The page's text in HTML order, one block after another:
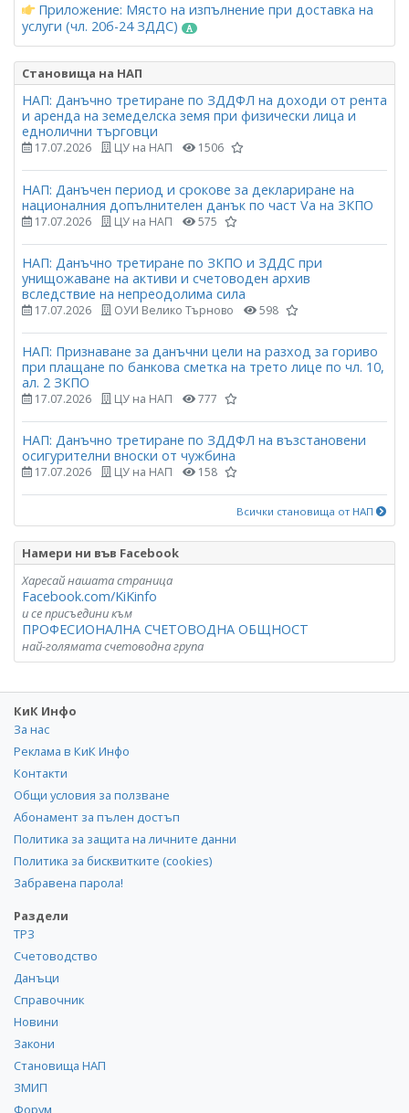
Приложение: Място на изпълнение при доставка на
услуги (чл. 20б-24 ЗДДС)
Становища на НАП
НАП: Данъчно третиране по ЗДДФЛ на доходи от рента
и аренда на земеделска земя при физически лица и
еднолични търговци
17.07.2026 ЦУ на НАП 1506
НАП: Данъчен период и срокове за деклариране на
националния допълнителен данък по част Vа на ЗКПО
17.07.2026 ЦУ на НАП 575
НАП: Данъчно третиране по ЗКПО и ЗДДС при
унищожаване на активи и счетоводен архив
вследствие на непреодолима сила
17.07.2026 ОУИ Велико Търново 598
НАП: Признаване за данъчни цели на разход за гориво
при плащане по банкова сметка на трето лице по чл. 10,
ал. 2 ЗКПО
17.07.2026 ЦУ на НАП 777
НАП: Данъчно третиране по ЗДДФЛ на възстановени
осигурителни вноски от чужбина
17.07.2026 ЦУ на НАП 158
Всички становища от НАП
Намери ни във Facebook
Харесай нашата страница
Facebook.com/KiKinfo
и се присъедини към
ПРОФЕСИОНАЛНА СЧЕТОВОДНА ОБЩНОСТ
най-голямата счетоводна група
КиК Инфо
За нас
Реклама в КиК Инфо
Контакти
Общи условия за ползване
Абонамент за пълен достъп
Политика за защита на личните данни
Политика за бисквитките (cookies)
Забравена парола!
Раздели
ТРЗ
Счетоводство
Данъци
Справочник
Новини
Закони
Становища НАП
ЗМИП
Форум